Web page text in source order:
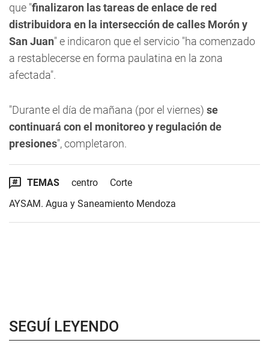
que "finalizaron las tareas de enlace de red
distribuidora en la intersección de calles Morón y
San Juan" e indicaron que el servicio "ha comenzado
a restablecerse en forma paulatina en la zona
afectada".
"Durante el día de mañana (por el viernes) se
continuará con el monitoreo y regulación de
presiones", completaron.
TEMAS centro
Corte
AYSAM. Agua y Saneamiento Mendoza
SEGUÍ LEYENDO